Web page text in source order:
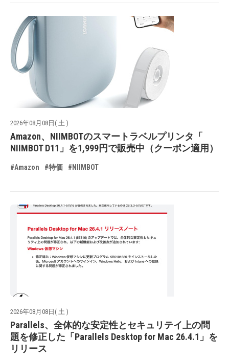
2026年08月08日( 土 )
Amazon、NIIMBOTのスマートラベルプリンタ「
NIIMBOT D11」を1,999円で販売中（クーポン適用）
#Amazon #特価 #NIIMBOT
2026年08月08日( 土 )
Parallels、全体的な安定性とセキュリテイ上の問
題を修正した「Parallels Desktop for Mac 26.4.1」を
リリース